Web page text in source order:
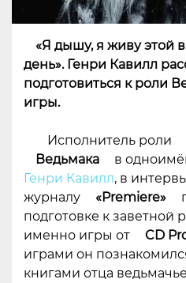
«Я дышу, я живу этой
день». Генри Кавилл
подготовиться к роли
игры.
Исполнитель роли
Ведьмака
в
Генри Кавилл, в
журналу
«Premiere»
подготовке к заветной
именно игры от
CD
играми он
книгами отца